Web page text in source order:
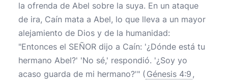
la ofrenda de Abel sobre la suya. En un ataque
de ira, Caín mata a Abel, lo que lleva a un mayor
alejamiento de Dios y de la humanidad:
"Entonces el SEÑOR dijo a Caín: '¿Dónde está tu
hermano Abel?' 'No sé,' respondió. '¿Soy yo
acaso guarda de mi hermano?'" ( Génesis 4:9 ,